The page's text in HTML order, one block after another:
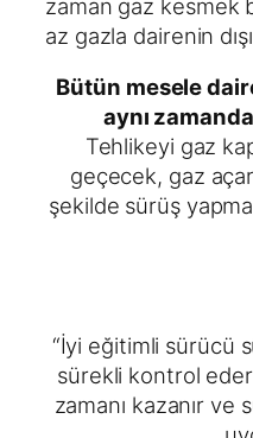
zaman gaz kesmek
az gazla dairenin
Bütün mesele
aynı
Tehlikeyi gaz
geçecek, gaz
şekilde sürüş
“İyi eğitimli sürücü
sürekli kontrol
zamanı kazanır